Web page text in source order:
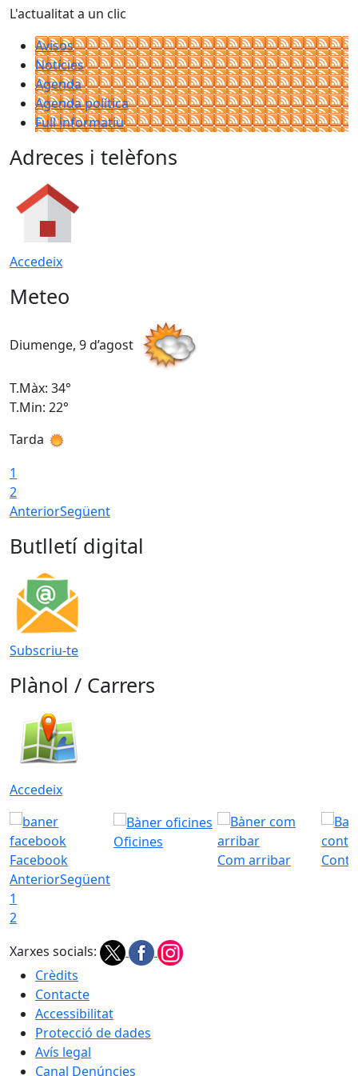
L'actualitat a un clic
Avisos
Notícies
Agenda
Agenda política
Full informatiu
Adreces i telèfons
Accedeix
Meteo
Diumenge, 9 d’agost
T.Màx: 34°
T.Min: 22°
Tarda
1
2
AnteriorSegüent
Butlletí digital
Subscriu-te
Plànol / Carrers
Accedeix
Facebook
Oficines
Com arribar
AnteriorSegüent
1
2
Xarxes socials:
Crèdits
Contacte
Accessibilitat
Protecció de dades
Avís legal
Canal Denúncies